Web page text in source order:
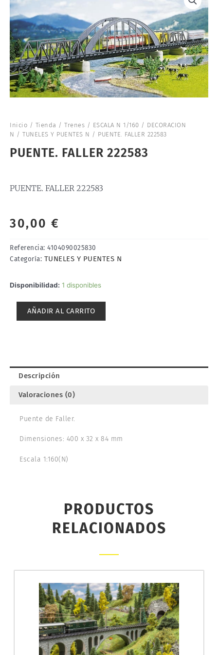
Inicio / Tienda / Trenes / ESCALA N 1/160 / DECORACION
N / TUNELES Y PUENTES N / PUENTE. FALLER 222583
PUENTE. FALLER 222583
PUENTE. FALLER 222583
30,00 €
Referencia: 4104090025830
Categoría: TUNELES Y PUENTES N
Disponibilidad: 1 disponibles
PUENTE.
AÑADIR AL CARRITO
Descripción
Valoraciones (0)
Puente de Faller.
Dimensiones: 400 x 32 x 84 mm
Escala 1:160(N)
PRODUCTOS
RELACIONADOS